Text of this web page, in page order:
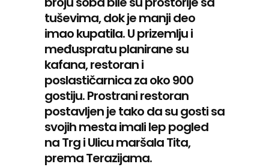
tuševima, dok je manji deo
imao kupatila. U prizemlju i
međuspratu planirane su
kafana, restoran i
poslastičarnica za oko 900
gostiju. Prostrani restoran
postavljen je tako da su gosti sa
svojih mesta imali lep pogled
na Trg i Ulicu maršala Tita,
prema Terazijama.